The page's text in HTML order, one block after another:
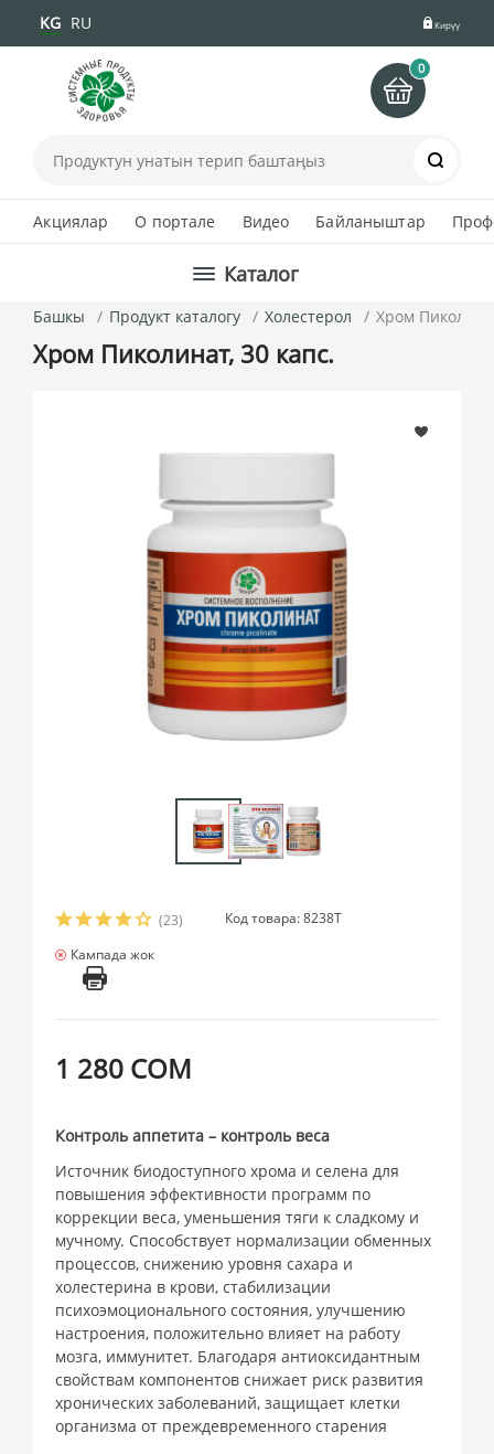
KG RU Кирүү
0
Акциялар О портале Видео Байланыштар
Каталог
Башкы Продукт каталогу Холестерол Хром
Хром Пиколинат, 30 капс.
(23)
Код товара: 8238T
Кампада жок
1 280 СОМ
Контроль аппетита – контроль веса
Источник биодоступного хрома и селена для
повышения эффективности программ по
коррекции веса, уменьшения тяги к сладкому и
мучному. Способствует нормализации обменных
процессов, снижению уровня сахара и
холестерина в крови, стабилизации
психоэмоционального состояния, улучшению
настроения, положительно влияет на работу
мозга, иммунитет. Благодаря антиоксидантным
свойствам компонентов снижает риск развития
хронических заболеваний, защищает клетки
организма от преждевременного старения